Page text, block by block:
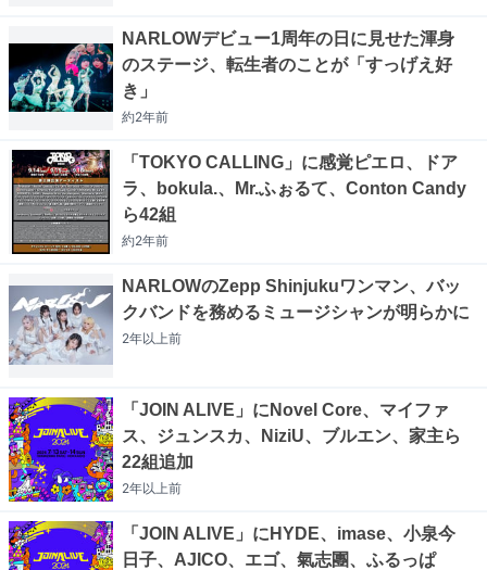
NARLOWデビュー1周年の日に見せた渾身
のステージ、転生者のことが「すっげえ好
き」
約2年前
「TOKYO CALLING」に感覚ピエロ、ドア
ラ、bokula.、Mr.ふぉるて、Conton Candy
ら42組
約2年前
NARLOWのZepp Shinjukuワンマン、バッ
クバンドを務めるミュージシャンが明らかに
2年以上前
「JOIN ALIVE」にNovel Core、マイファ
ス、ジュンスカ、NiziU、ブルエン、家主ら
22組追加
2年以上前
「JOIN ALIVE」にHYDE、imase、小泉今
日子、AJICO、エゴ、氣志團、ふるっぱ